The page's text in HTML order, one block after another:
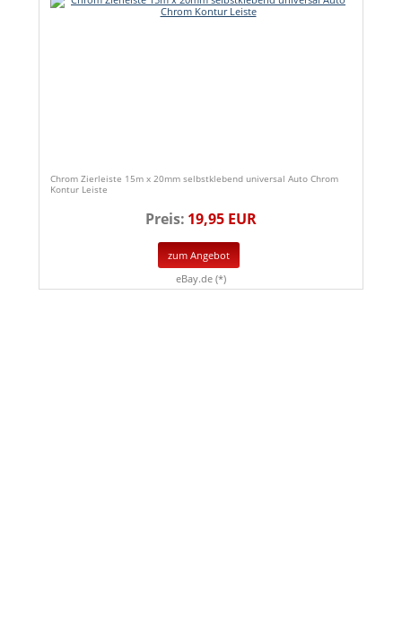
Chrom Zierleiste 15m x 20mm selbstklebend universal Auto Chrom
Kontur Leiste
Preis: 19,95 EUR
zum Angebot
eBay.de (*)